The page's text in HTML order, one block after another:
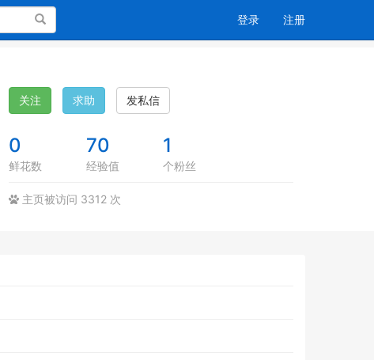
搜索 登录 注册
关注 求助 发私信
0
鲜花数
70
经验值
1
个粉丝
主页被访问 3312 次